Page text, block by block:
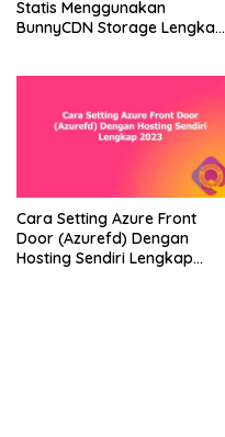
Statis Menggunakan
BunnyCDN Storage Lengkap
Cara Setting Azure Front
Door (Azurefd) Dengan
Hosting Sendiri Lengkap